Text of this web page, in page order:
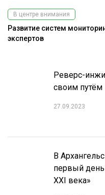
Реверс-
своим путём
27.09.2023
В
первый
XXI века»
В центре внимания
Развитие систем
экспертов